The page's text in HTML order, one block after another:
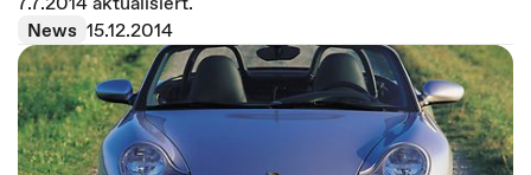
News 15.12.2014